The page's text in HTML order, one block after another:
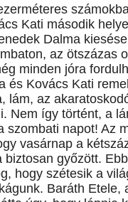
Kati második
Dalma
az ötszázas
minden jóra
és Kovács Kati
lám, az
Nem így történt, a
szombati napot! Az
vasárnap a
biztosan győzött.
hogy szétesik a
Baráth Etele,